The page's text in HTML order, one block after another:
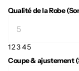
Qualité de la Robe
12345
Coupe & ajustement